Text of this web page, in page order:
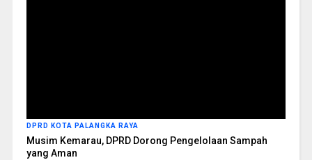
DPRD KOTA PALANGKA RAYA
Musim Kemarau, DPRD Dorong Pengelolaan Sampah
yang Aman